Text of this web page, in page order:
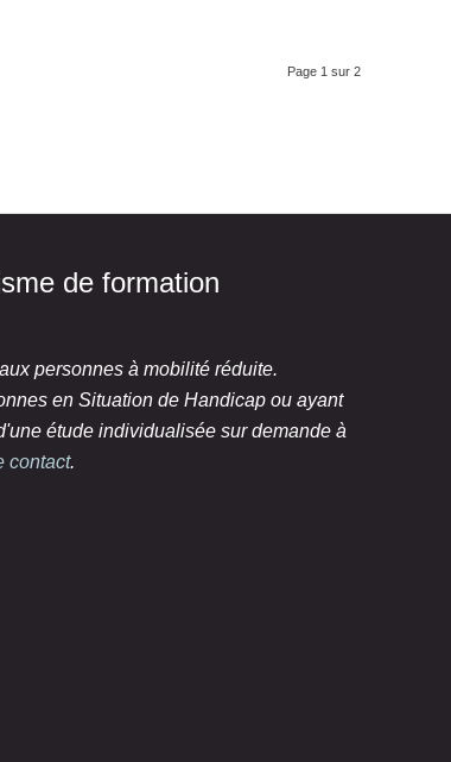
Page 1 sur 2
de formation
personnes à mobilité réduite.
en Situation de Handicap ou ayant
étude individualisée sur demande à
contact.